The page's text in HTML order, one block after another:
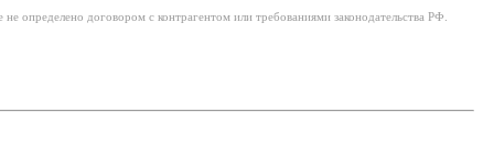
определено договором с контрагентом или требованиями законодательства РФ.